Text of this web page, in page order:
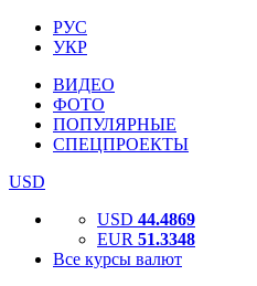
РУС
УКР
ВИДЕО
ФОТО
ПОПУЛЯРНЫЕ
СПЕЦПРОЕКТЫ
USD
USD 44.4869
EUR 51.3348
Все курсы валют